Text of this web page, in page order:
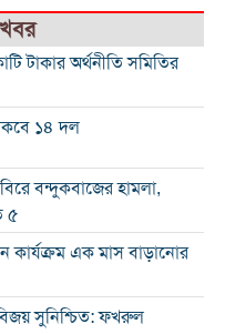
টাকার অর্থনীতি সমিতির
১৪ দল
বন্দুকবাজের হামলা,
৫
কার্যক্রম এক মাস বাড়ানোর
সুনিশ্চিত: ফখরুল